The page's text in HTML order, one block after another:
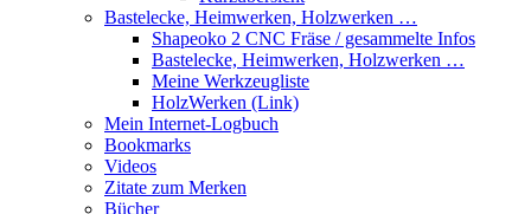
Bastelecke, Heimwerken, Holzwerken …
Shapeoko 2 CNC Fräse / gesammelte Infos
Bastelecke, Heimwerken, Holzwerken …
Meine Werkzeugliste
HolzWerken (Link)
Mein Internet-Logbuch
Bookmarks
Videos
Zitate zum Merken
Bücher